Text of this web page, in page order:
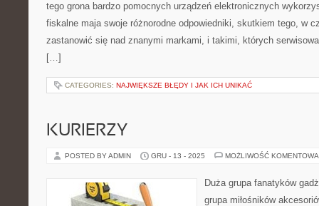
tego grona bardzo pomocnych urządzeń elektronicznych
fiskalne maja swoje różnorodne odpowiedniki, skutkiem tego, w
zastanowić się nad znanymi markami, i takimi, których
[…]
CATEGORIES: NAJWIĘKSZE BŁĘDY I JAK ICH UNIKAĆ
KURIERZY
POSTED BY ADMIN GRU - 13 - 2025 MOŻLIWOŚĆ
Duża grupa fanatyków
grupa miłośników